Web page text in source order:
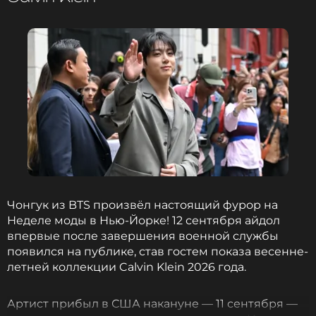
Чонгук из BTS произвёл настоящий фурор на
Неделе моды в Нью-Йорке! 12 сентября айдол
впервые после завершения военной службы
появился на публике, став гостем показа весенне-
летней коллекции Calvin Klein 2026 года.
Артист прибыл в США накануне — 11 сентября —